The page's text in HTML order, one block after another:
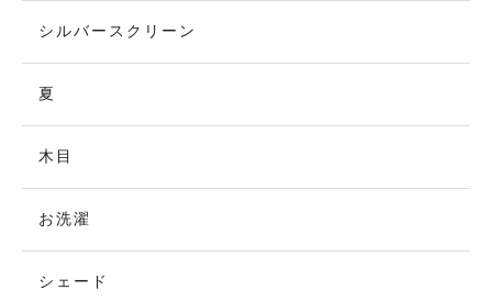
シルバースクリーン
夏
木目
お洗濯
シェード